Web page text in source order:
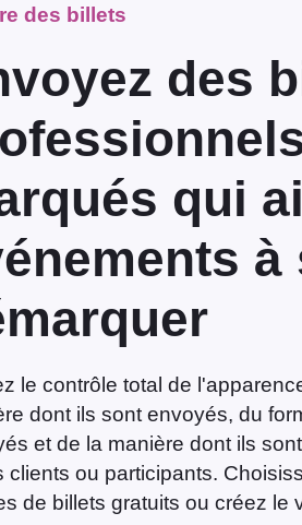
des billets
des
qui
à
le contrôle total de
dont ils sont envoyés, du
et de la manière dont ils
clients ou participants.
de billets gratuits ou créez le